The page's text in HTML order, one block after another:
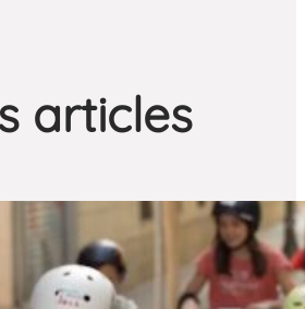
articles